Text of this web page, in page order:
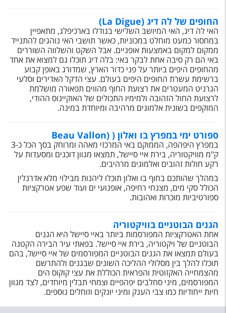
נגישות
עקבו אחרינו
החופים של לה דיג (La Digue)
האי לה דיג, האי המיושב השלישי בגודלו בארכיפלג, מתאפיין
במחסור כמעט מוחלט במכוניות, כאשר תושבי האי נוהגים להתנייד
ממקום למקום באמצעות אופניים. אבל השקט והשלווה השוררים
באי הם רק סיבה אחת לבקר באי: בלה דיג תוכלו גם למצוא את אחד
מהחופים היפים ביותר על פני כדור הארץ, שמדורג באופן קבוע
ברשימת עשרת החופים היפים בעולם. עצי הדקל האדירים וסלעי
הגרניט המעטרים את רצועת החוף מהווים תפאורה מושלמת
לרצועת החול הזהובה ולמימיו התכולים של האוקיינוס ההודי,
המוקפים בשונית אלמוגים מרהיבה ומיוחדת במינה.
ספורט ימי במפרץ בו ואלון ( (Beau Vallon
במפרץ היפהפה, הממוקם באי המרכזי מאהה ומרוחק בסך הכל כ-3
ק"מ מוויקטוריה, בירת איי סיישל, תמצאו מגוון דוכנים ומסעדות על
רקע חולות זהובים ואלמוגים מרהיבים.
במהלך שהותכם בחוף בו ואלון תוכלו ליהנות מבילוי מלא אדרנלין
הכולל סקי מים, מצנחי רחיפה, אופנועי ים ועוד שפע אטרקציות
ספורטיביות מוכרות ואהובות.
הגנים הבוטניים בוויקטוריה
אחת האטרקציות המפורסמות ביותר באיי סיישל היא הגנים
הבוטניים של ויקטוריה, בירת איי סיישל. בפאתי עיר הבירה הקטנה
בעולם תמצאו את הגנים הבוטניים המפורסמים של איי סיישל, בהם
תוכלו להלך בין מסלולי ההליכה השונים שבגנים ולהתרשם
מהצמחייה האקזוטית והפראית הכוללת את עצי קוקוס הים
המפורסמים, מיני סחלבים יפהפיים וצמחי תבלין מיוחדים, לצד מגוון
חיות ייחודיות כמו צבי הענק ומיני יונקים וזוחלים נוספים.